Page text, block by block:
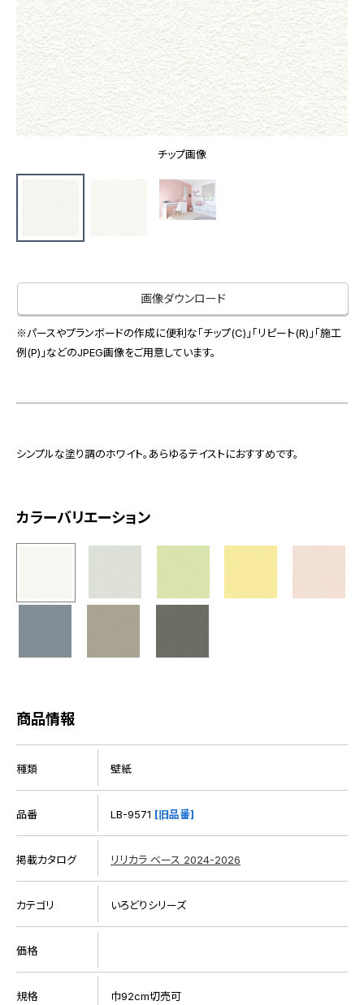
サステナブル商品
ノンワックス床タイル
壁紙機能性ガイド
ホテル・オフィス・店舗
モデルハウス
新築戸建・マンション
#リリカラのある暮らし
ショールーム
ショールーム トップ
東京ショールーム
大阪ショールーム
お客様サポート
お客様サポート トップ
お役立ち資料
サンプル・カタログ請求／お問い合わせ（ビジネスのお客様）
非住宅案件に関するお問い合わせ
インテリア事業
スペースソリューション事業
オフィスソリューション事業
会社情報
チップ画像
画像ダウンロード
※パースやプランボードの作成に便利な「チップ(C)」「リピート(R)」「施工
例(P)」などのJPEG画像をご用意しています。
シンプルな塗り調のホワイト。あらゆるテイストにおすすめです。
カラーバリエーション
商品情報
種類 壁紙
品番 LB-9571 [旧品番]
掲載カタログ リリカラ ベース 2024-2026
カテゴリ いろどりシリーズ
価格
規格 巾92cm切売可